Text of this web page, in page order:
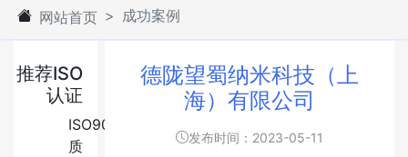
网站首页 成功案例
推荐ISO
认证
ISO9001:2015
质
德陇望蜀纳米科技（上
海）有限公司
发布时间：2023-05-11